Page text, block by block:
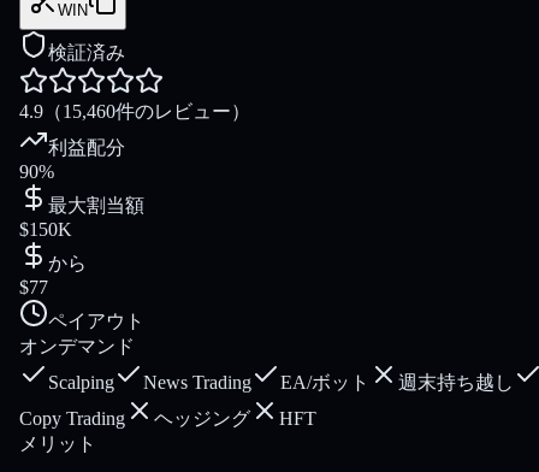
WIN
検証済み
4.9 （15,460件のレビュー）
利益配分
90%
最大割当額
$150K
から
$77
ペイアウト
オンデマンド
Scalping
News Trading EA/ボット
週末持ち越し
Copy Trading
ヘッジング
HFT
メリット